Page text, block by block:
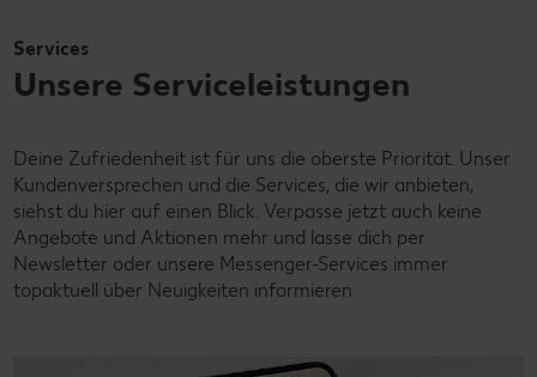
Services
Unsere Serviceleistungen
Deine Zufriedenheit ist für uns die oberste Priorität. Unser
Kundenversprechen und die Services, die wir anbieten,
siehst du hier auf einen Blick. Verpasse jetzt auch keine
Angebote und Aktionen mehr und lasse dich per
Newsletter oder unsere Messenger-Services immer
topaktuell über Neuigkeiten informieren.